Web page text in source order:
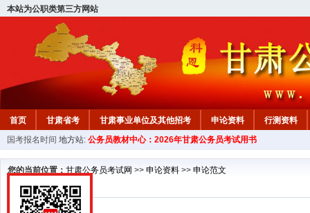
本站为公职类第三方网站
首页 甘肃省考 甘肃事业单位及其他招考 申论资料
行测资料
国考报名时间 地方站: 公务员教材中心：2026年甘肃公务员考试用书
您的当前位置： 甘肃公务员考试网 >> 申论资料 >> 申论范文